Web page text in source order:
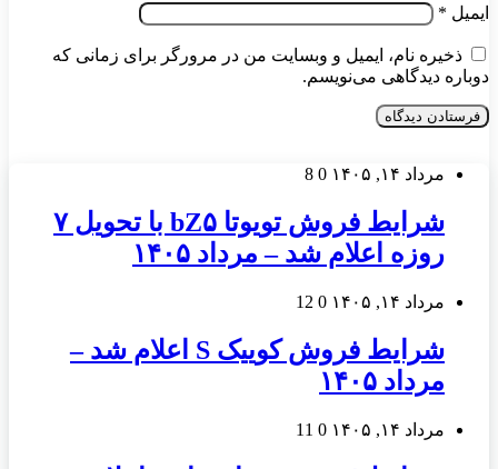
ایمیل *
ذخیره نام، ایمیل و وبسایت من در مرورگر برای زمانی که
دوباره دیدگاهی می‌نویسم.
مرداد ۱۴, ۱۴۰۵ 0
8
شرایط فروش تویوتا bZ۵ با تحویل ۷
روزه اعلام شد – مرداد ۱۴۰۵
مرداد ۱۴, ۱۴۰۵ 0
12
شرایط فروش کوییک S اعلام شد –
مرداد ۱۴۰۵
مرداد ۱۴, ۱۴۰۵ 0
11